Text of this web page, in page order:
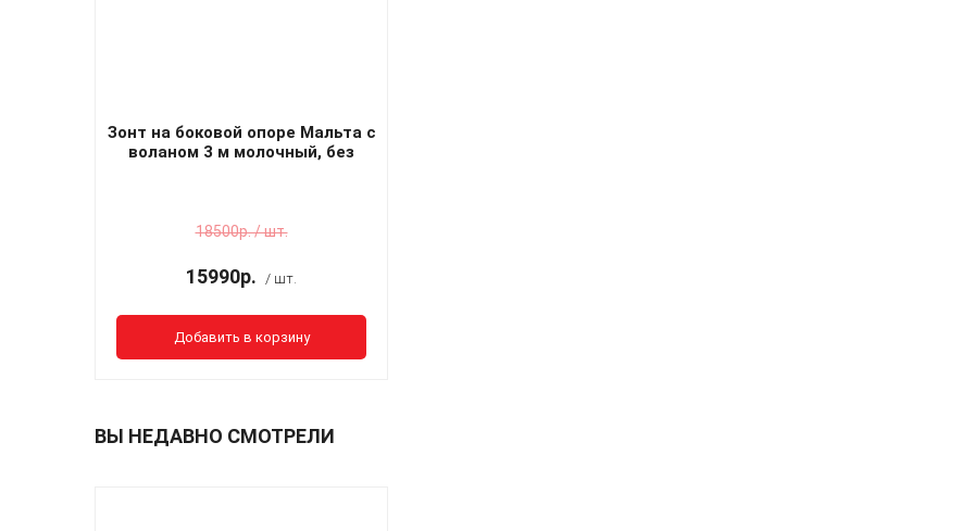
Зонт на боковой опоре Мальта с
воланом 3 м молочный, без
18500р. / шт.
15990р. / шт.
Добавить в корзину
ВЫ НЕДАВНО СМОТРЕЛИ